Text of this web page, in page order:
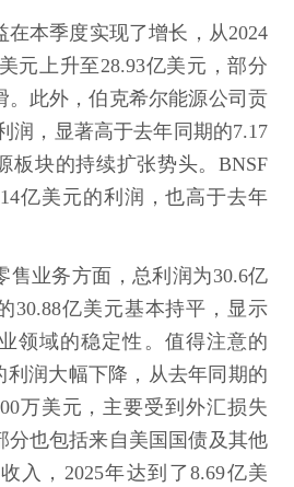
本季度实现了增长，从2024
元上升至28.93亿美元，部分
。此外，伯克希尔能源公司贡
润，显著高于去年同期的7.17
板块的持续扩张势头。BNSF
亿美元的利润，也高于去年
售业务方面，总利润为30.6亿
30.88亿美元基本持平，显示
领域的稳定性。值得注意的
利润大幅下降，从去年同期的
万美元，主要受到外汇损失
分也包括来自美国国债及其他
入，2025年达到了8.69亿美